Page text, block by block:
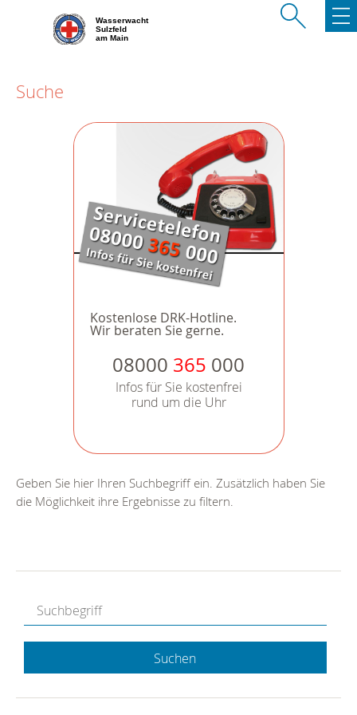
Wasserwacht
Sulzfeld
am Main
Suche
Kostenlose DRK-Hotline.
Wir beraten Sie gerne.
08000 365 000
Infos für Sie kostenfrei
rund um die Uhr
Geben Sie hier Ihren Suchbegriff ein. Zusätzlich haben Sie
die Möglichkeit ihre Ergebnisse zu filtern.
Suchen